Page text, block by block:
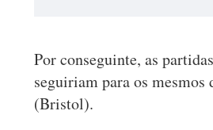
Por conseguinte, as
seguiriam para os
(Bristol).